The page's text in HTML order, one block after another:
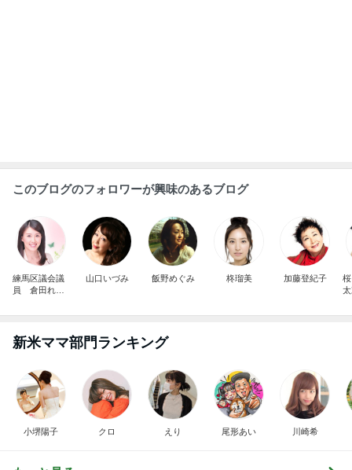
このブログのフォロワーが興味のあるブログ
練馬区議会議
員 倉田れい
山口いづみ 飯野めぐみ 柊瑠美 加藤登紀子
新米ママ部門ランキング
小堺陽子 クロ えり 尾形あい 川崎希